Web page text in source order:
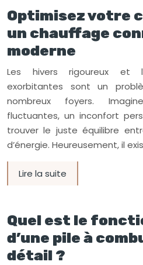
Optimisez votre
un chauffage
moderne
Les hivers rigoureux et
exorbitantes sont un
nombreux foyers.
fluctuantes, un inconfort
trouver le juste équilibre
d’énergie. Heureusement, il
Lire la suite
Quel est le
d’une pile à
détail ?